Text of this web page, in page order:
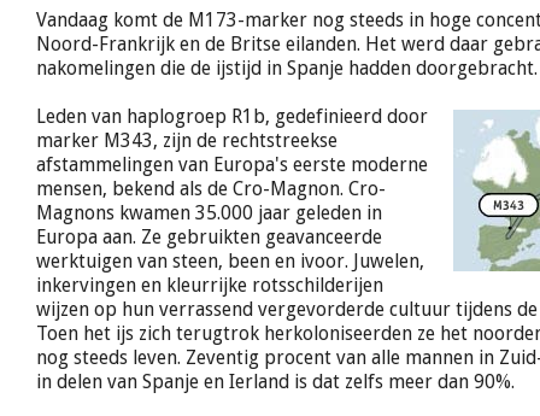
Vandaag komt de M173-marker nog steeds in hoge
Noord-Frankrijk en de Britse eilanden. Het werd daar
nakomelingen die de ijstijd in Spanje hadden doorgebracht.
Leden van haplogroep R1b, gedefinieerd door
marker M343, zijn de rechtstreekse
afstammelingen van Europa's eerste moderne
mensen, bekend als de Cro-Magnon. Cro-
Magnons kwamen 35.000 jaar geleden in
Europa aan. Ze gebruikten geavanceerde
werktuigen van steen, been en ivoor. Juwelen,
inkervingen en kleurrijke rotsschilderijen
wijzen op hun verrassend vergevorderde cultuur tijdens
Toen het ijs zich terugtrok herkoloniseerden ze het
nog steeds leven. Zeventig procent van alle mannen in
in delen van Spanje en Ierland is dat zelfs meer dan 90%.